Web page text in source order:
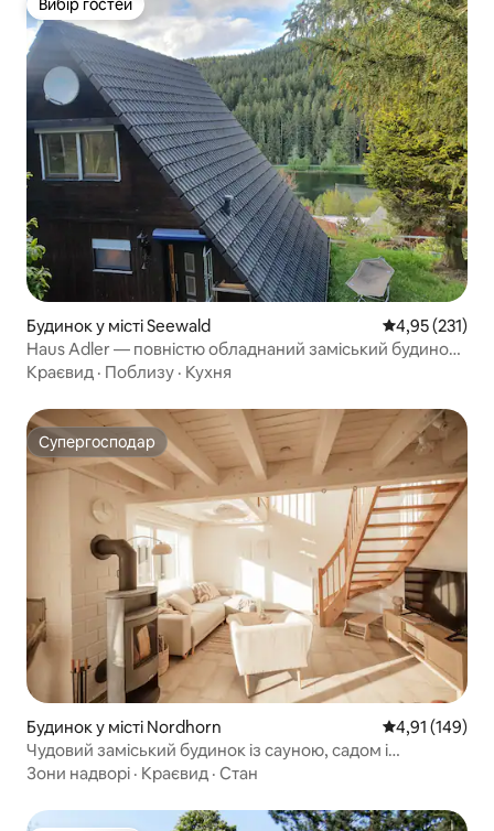
Вибір гостей
Вибір гостей
Будинок у місті Seewald Середня
4,95 (231)
Haus Adler — повністю обладнаний заміський будинок
на березі озера
Краєвид · Поблизу · Кухня
Супергосподар
Супергосподар
Будинок у місті Nordhorn Середня
4,91 (149)
Чудовий заміський будинок із сауною, садом і
байдаркою
Зони надворі · Краєвид · Стан